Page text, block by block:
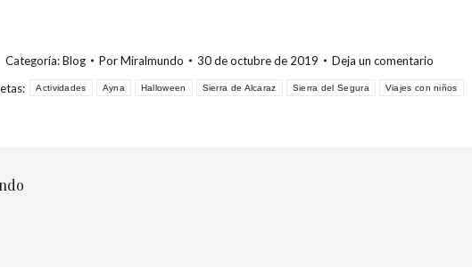
Categoría:Blog PorMiralmundo 30 de octubre de 2019
Deja un comentario
Actividades Ayna Halloween Sierra de Alcaraz Sierra del Segura Viajes con niños